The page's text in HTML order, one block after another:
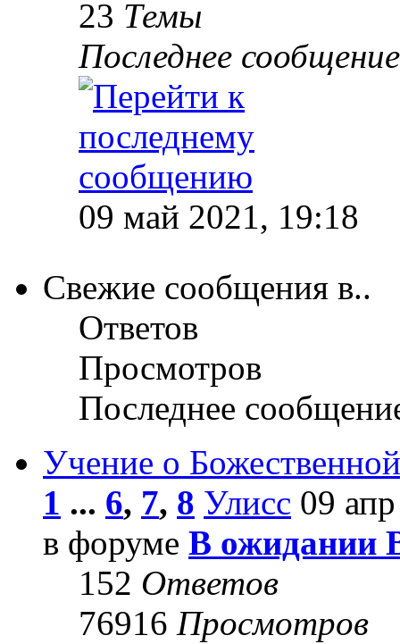
23 Темы
Последнее сообщение
09 май 2021, 19:18
Свежие сообщения в..
Ответов
Просмотров
Последнее
Учение о
1 ... 6, 7, 8 Улисс 09
в форуме В ожидании
152 Ответов
76916 Просмотров